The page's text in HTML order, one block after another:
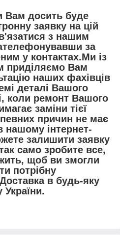
Вам досить буде
заявку на цій
з нашим
за
у контактах.Ми із
приділяємо Вам
наших фахівців
деталі Вашого
коли ремонт Вашого
заміни тієї
причин не має
нашому інтернет-
залишити заявку
само зробите все,
щоб ви змогли
потрібну
в будь-яку
України.